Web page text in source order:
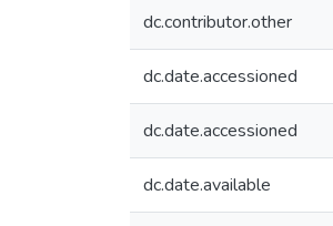
dc.contributor.other
dc.date.accessioned
dc.date.accessioned
dc.date.available